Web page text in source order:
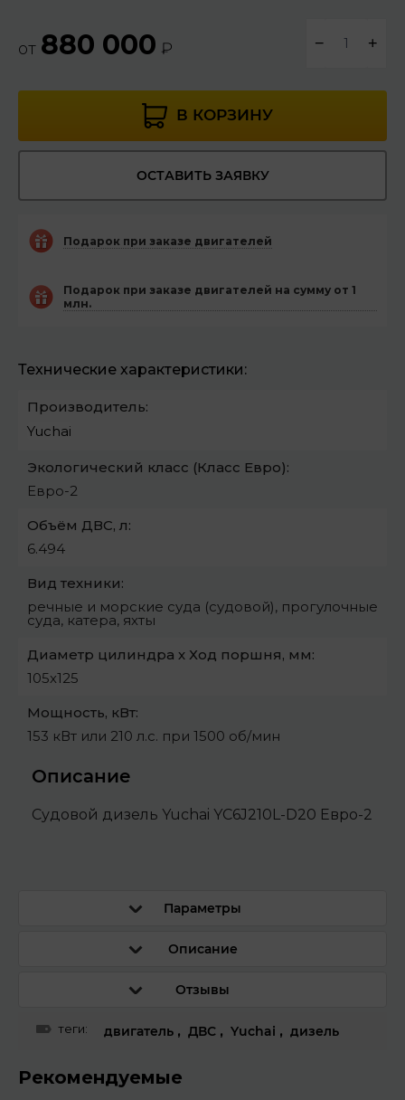
от 880 000 ₽ − +
В КОРЗИНУ
ОСТАВИТЬ ЗАЯВКУ
Подарок при заказе двигателей
Подарок при заказе двигателей на сумму от 1
млн.
Технические характеристики:
Производитель:
Yuchai
Экологический класс (Класс Евро):
Евро-2
Объём ДВС, л:
6.494
Вид техники:
речные и морские суда (судовой), прогулочные
суда, катера, яхты
Диаметр цилиндра х Ход поршня, мм:
105х125
Мощность, кВт:
153 кВт или 210 л.с. при 1500 об/мин
Описание
Судовой дизель Yuchai YC6J210L-D20 Евро-2
Параметры
Описание
Отзывы
теги: двигатель , ДВС , Yuchai , дизель
Рекомендуемые